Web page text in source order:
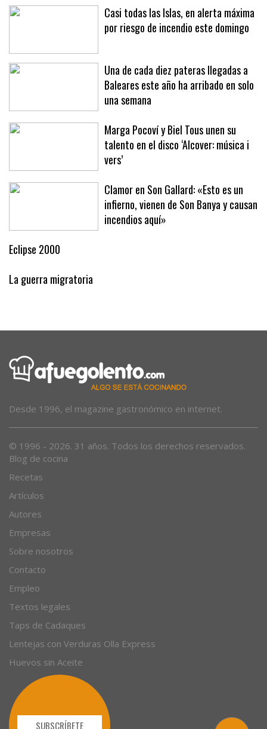
Casi todas las Islas, en alerta máxima
por riesgo de incendio este domingo
Una de cada diez pateras llegadas a
Baleares este año ha arribado en solo
una semana
Marga Pocoví y Biel Tous unen su
talento en el disco ‘Alcover: música i
vers’
Clamor en Son Gallard: «Esto es un
infierno, vienen de Son Banya y causan
incendios aquí»
Eclipse 2000
La guerra migratoria
Desde 1996, el magazine gastronómico en internet.
© 1996 - 2026. 31 años. Todos los derechos reservados.
Blog de cocina
Recetas
Artículos
Autores
Empresas
Sobre nosotros
Contacto
Empleo
Textos legales
Taps de Cadaques
Lentejas con Verduras Olla Express
Huevos sin Aceite
SUBSCRÍBETE